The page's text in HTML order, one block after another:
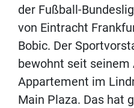
der Fußball-
von Eintracht
Bobic. Der
bewohnt seit
Appartement im
Main Plaza. Das hat